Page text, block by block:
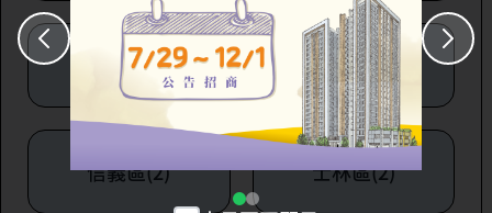
大安區(7) 萬華區(1)
信義區(2) 士林區(2)